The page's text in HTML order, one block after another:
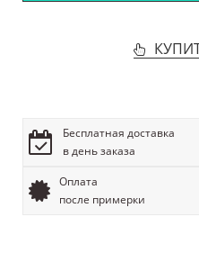
Бесплатная доставка
в день заказа
Оплата
после примерки